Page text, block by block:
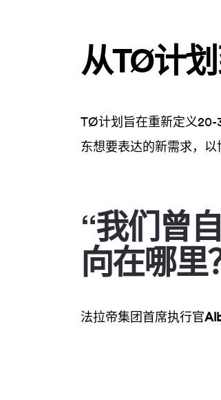
从TØ计
TØ计划旨在重新定义20-
东想要表达的新需求，以
“我们曾
向在哪里
法拉帝集团首席执行官